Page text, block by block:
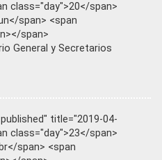
class="day">20</span>
span> <span
span>
General y Secretarios
title="2019-04-
class="day">23</span>
span> <span